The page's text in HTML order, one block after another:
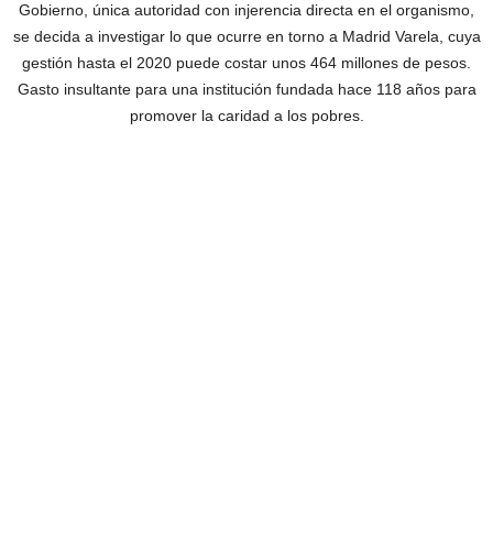
Gobierno, única autoridad con injerencia directa en el organismo,
se decida a investigar lo que ocurre en torno a Madrid Varela, cuya
gestión hasta el 2020 puede costar unos 464 millones de pesos.
Gasto insultante para una institución fundada hace 118 años para
promover la caridad a los pobres.